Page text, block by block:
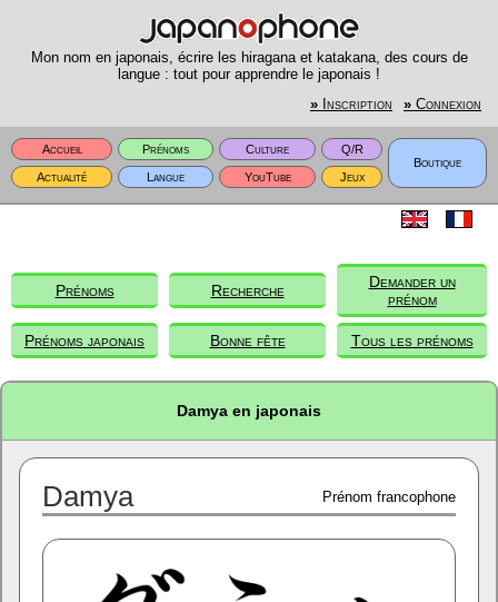
Mon nom en japonais, écrire les hiragana et katakana, des cours de
langue : tout pour apprendre le japonais !
» Inscription » Connexion
Accueil Prénoms Culture
Q/R
Boutique
Actualité
Langue YouTube Jeux
Prénoms Recherche
Demander un
prénom
Prénoms japonais Bonne fête Tous les prénoms
Damya en japonais
Damya Prénom francophone